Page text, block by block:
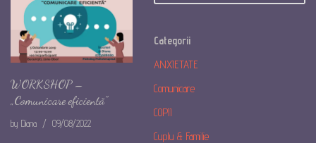
WORKSHOP –
„Comunicare eficientă”
by Diana 09/08/2022
Categorii
ANXIETATE
Comunicare
COPII
Cuplu & Familie